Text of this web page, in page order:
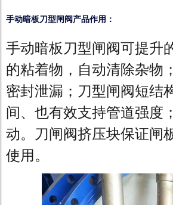
手动暗板刀型闸阀产品作用：
手动暗板刀型闸阀可提升
的粘着物，自动清除杂物
密封泄漏；刀型闸阀短结
间、也有效支持管道强度
动。刀闸阀挤压块保证闸
使用。